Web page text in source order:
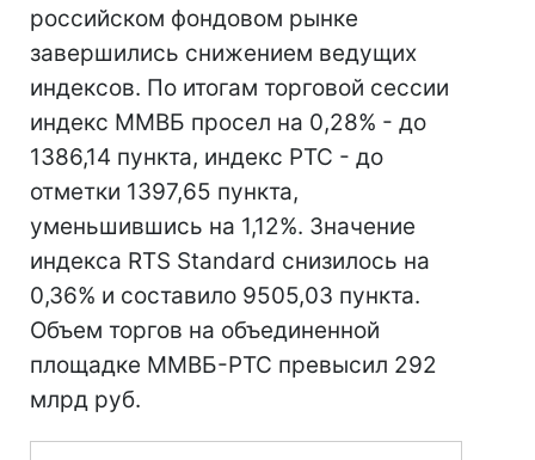
российском фондовом рынке
завершились снижением ведущих
индексов. По итогам торговой сессии
индекс ММВБ просел на 0,28% - до
1386,14 пункта, индекс РТС - до
отметки 1397,65 пункта,
уменьшившись на 1,12%. Значение
индекса RTS Standard снизилось на
0,36% и составило 9505,03 пункта.
Объем торгов на объединенной
площадке ММВБ-РТС превысил 292
млрд руб.